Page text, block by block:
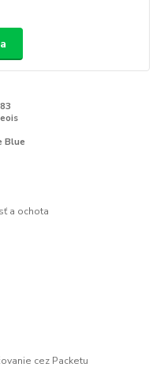
Blue
a ochota
cez Packetu